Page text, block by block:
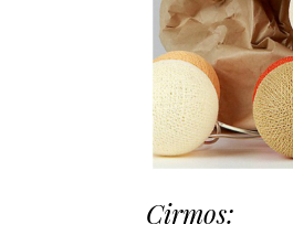
Cirmos: